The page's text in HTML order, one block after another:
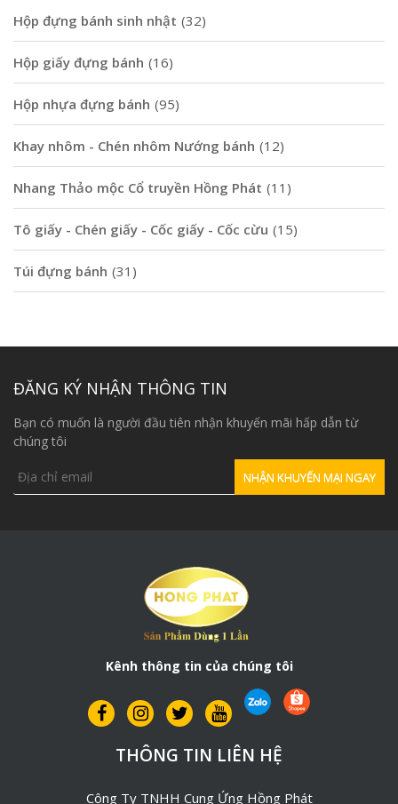
Hộp đựng bánh sinh nhật (32)
Hộp giấy đựng bánh (16)
Hộp nhựa đựng bánh (95)
Khay nhôm - Chén nhôm Nướng bánh (12)
Nhang Thảo mộc Cổ truyền Hồng Phát (11)
Tô giấy - Chén giấy - Cốc giấy - Cốc cừu (15)
Túi đựng bánh (31)
ĐĂNG KÝ NHẬN THÔNG TIN
Bạn có muốn là người đầu tiên nhận khuyến mãi hấp dẫn từ
chúng tôi
Kênh thông tin của chúng tôi
THÔNG TIN LIÊN HỆ
Công Ty TNHH Cung Ứng Hồng Phát